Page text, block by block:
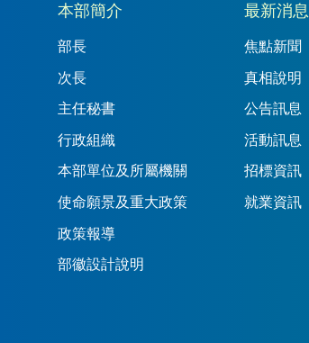
本部簡介
部長
次長
主任秘書
行政組織
本部單位及所屬機關
使命願景及重大政策
政策報導
部徽設計說明
最新消息
焦點新聞
真相說明
公告訊息
活動訊息
招標資訊
就業資訊